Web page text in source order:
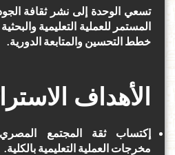
تسعي الوحدة إلى نشر ثقافة
المستمر للعملية التعليمية والبحثية
خطط التحسين والمتابعة الدورية.
:الأهداف
إكتساب ثقة المجتمع
مخرجات العملية